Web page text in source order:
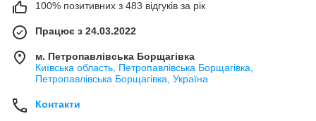
100% позитивних з 483 відгуків за рік
Працює з 24.03.2022
м. Петропавлівська Борщагівка
Київська область, Петропавлівська Борщагівка,
Петропавлівська Борщагівка, Україна
Контакти